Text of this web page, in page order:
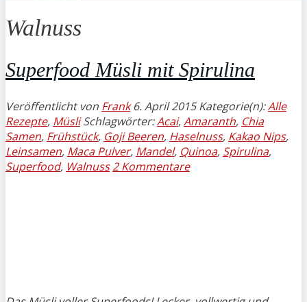
Walnuss
Superfood Müsli mit Spirulina
Veröffentlicht von Frank 6. April 2015 Kategorie(n):Alle
Rezepte, MüsliSchlagwörter:Acai,Amaranth, Chia
Samen, Frühstück, Goji Beeren, Haselnuss, Kakao Nips,
Leinsamen, Maca Pulver, Mandel, Quinoa, Spirulina,
Superfood, Walnuss 2 Kommentare